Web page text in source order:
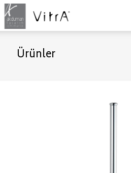
Ürünler